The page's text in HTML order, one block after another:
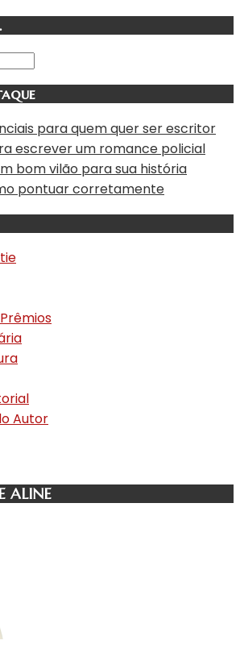
para quem quer ser escritor
escrever um romance policial
bom vilão para sua história
pontuar corretamente
Autor
ALINE